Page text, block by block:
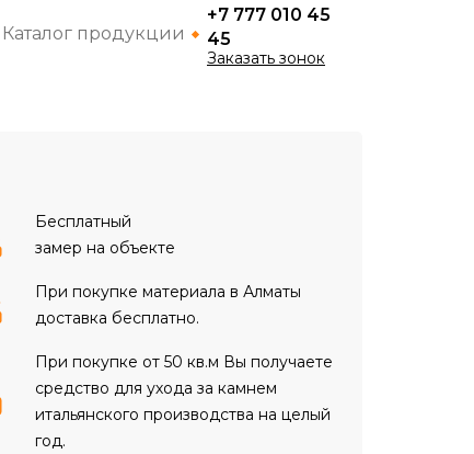
Каталог продукции
+7 777 010 45
45
Заказать зонок
Бесплатный
замер на объекте
При покупке материала в Алматы
доставка бесплатно.
При покупке от 50 кв.м Вы получаете
средство для ухода за камнем
итальянского производства на целый
год.